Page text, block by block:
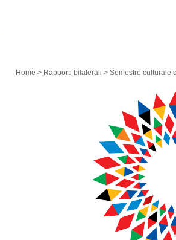
Home > Rapporti bilaterali > Semestre culturale